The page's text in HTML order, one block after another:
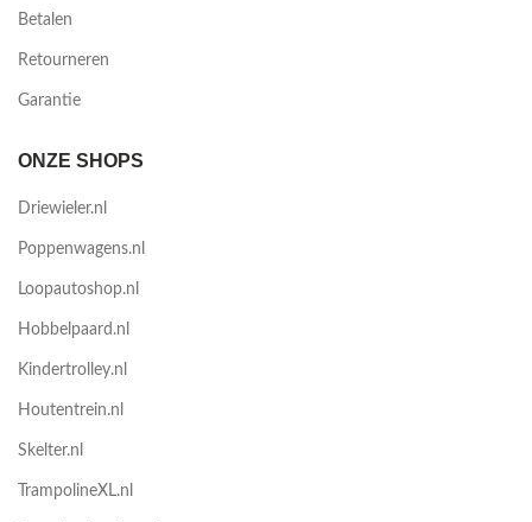
Betalen
Retourneren
Garantie
ONZE SHOPS
Driewieler.nl
Poppenwagens.nl
Loopautoshop.nl
Hobbelpaard.nl
Kindertrolley.nl
Houtentrein.nl
Skelter.nl
TrampolineXL.nl